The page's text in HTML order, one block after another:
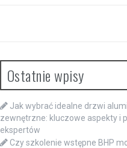
Ostatnie wpisy
Jak wybrać idealne drzwi
zewnętrzne: kluczowe aspekty i
ekspertów
Czy szkolenie wstępne BHP